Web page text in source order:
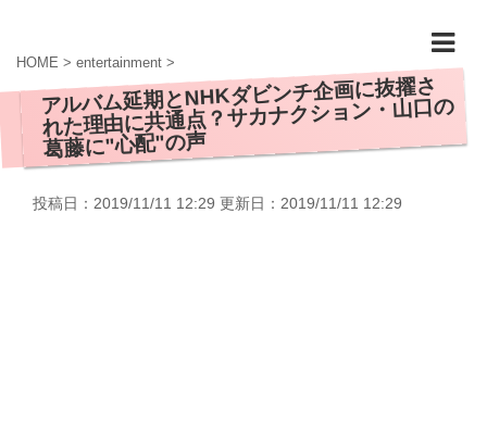
HOME > entertainment >
アルバム延期とNHKダビンチ企画に抜擢さ
れた理由に共通点？サカナクション・山口の
葛藤に"心配"の声
投稿日：2019/11/11 12:29 更新日： 2019/11/11 12:29